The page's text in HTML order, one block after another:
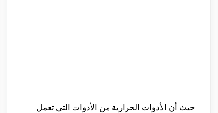
حيث أن الأدوات الحرارية من الأدوات التى تعمل